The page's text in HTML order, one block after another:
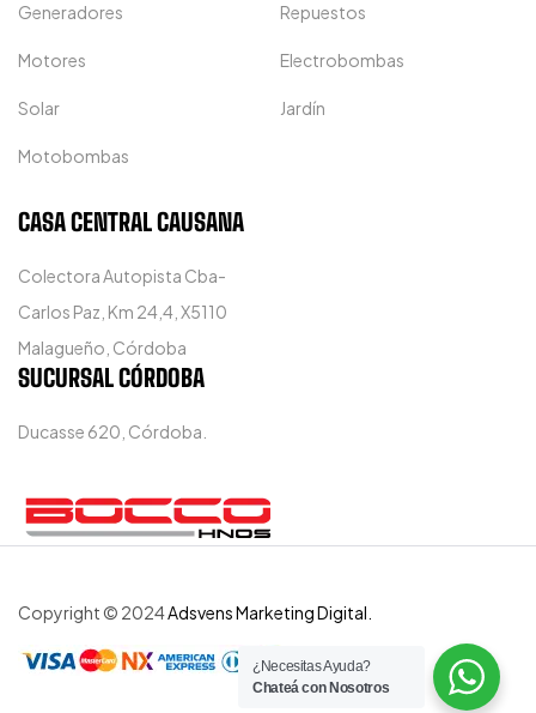
Generadores Repuestos
Motores Electrobombas
Solar Jardín
Motobombas
CASA CENTRAL CAUSANA
Colectora Autopista Cba-
Carlos Paz, Km 24,4, X5110
Malagueño, Córdoba
SUCURSAL CÓRDOBA
Ducasse 620, Córdoba.
Copyright © 2024Adsvens Marketing Digital.
¿Necesitas Ayuda?
Chateá con Nosotros